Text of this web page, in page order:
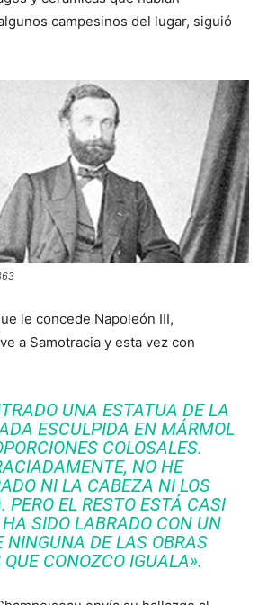
campesinos del lugar, siguió
le concede Napoleón III,
a Samotracia y esta vez con
UNA ESTATUA DE LA
ESCULPIDA EN MÁRMOL
COLOSALES.
NO HE
NI LA CABEZA NI LOS
PERO EL RESTO ESTÁ CASI
SIDO LABRADO CON UN
NINGUNA DE LAS OBRAS
QUE CONOZCO IGUALA».